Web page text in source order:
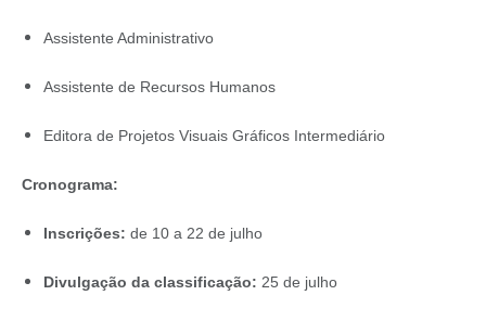
Assistente Administrativo
Assistente de Recursos Humanos
Editora de Projetos Visuais Gráficos Intermediário
Cronograma:
Inscrições: de 10 a 22 de julho
Divulgação da classificação: 25 de julho